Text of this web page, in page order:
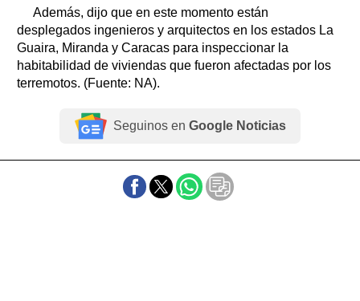
Además, dijo que en este momento están
desplegados ingenieros y arquitectos en los estados La
Guaira, Miranda y Caracas para inspeccionar la
habitabilidad de viviendas que fueron afectadas por los
terremotos. (Fuente: NA).
Seguinos en Google Noticias